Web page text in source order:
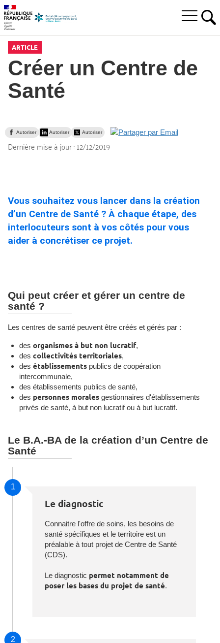
Aller
la
Aller
au
menu
Aller
au
contenu
Ouvrir
ARTICLE
Créer un Centre de
Santé
Autoriser Autoriser Autoriser
Dernière mise à jour :12/12/2019
Vous souhaitez vous lancer dans la création
d’un Centre de Santé ? À chaque étape, des
interlocuteurs sont à vos côtés pour vous
aider à concrétiser ce projet.
Qui peut créer et gérer un centre de
santé ?
Les centres de santé peuvent être créés et gérés par :
des organismes à but non lucratif,
des collectivités territoriales,
des établissements publics de coopération
intercommunale,
des établissements publics de santé,
des personnes moralesgestionnaires d'établissements
privés de santé, à but non lucratif ou à but lucratif.
Le B.A.-BA de la création d’un Centre de
Santé
1
Le diagnostic
Connaitre l'offre de soins, les besoins de
santé spécifiques et le territoire est un
préalable à tout projet de Centre de Santé
(CDS).
Le diagnostic permet notamment de
poser les bases du projet de santé.
2